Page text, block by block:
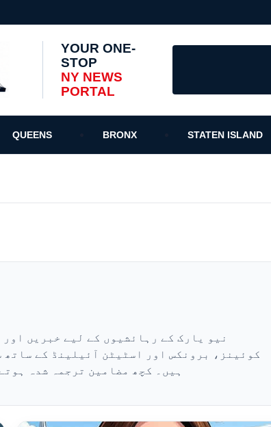
YOUR ONE-
STOP
NY NEWS
PORTAL
QUEENS BRONX STATEN ISLAND
نیو یارک کے رہائشیوں کے لیے خبریں
کوئینز، برونکس اور اسٹیٹن آئیلینڈ کے
ہیں۔ کچھ مضامین ترجمہ شدہ